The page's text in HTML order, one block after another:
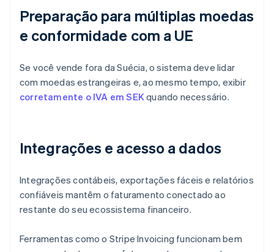
Preparação para múltiplas moedas
e conformidade com a UE
Se você vende fora da Suécia, o sistema deve lidar
com moedas estrangeiras e, ao mesmo tempo, exibir
corretamente o IVA em SEKquando necessário.
Integrações e acesso a dados
Integrações contábeis, exportações fáceis e relatórios
confiáveis mantêm o faturamento conectado ao
restante do seu ecossistema financeiro.
Ferramentas como o Stripe Invoicing funcionam bem